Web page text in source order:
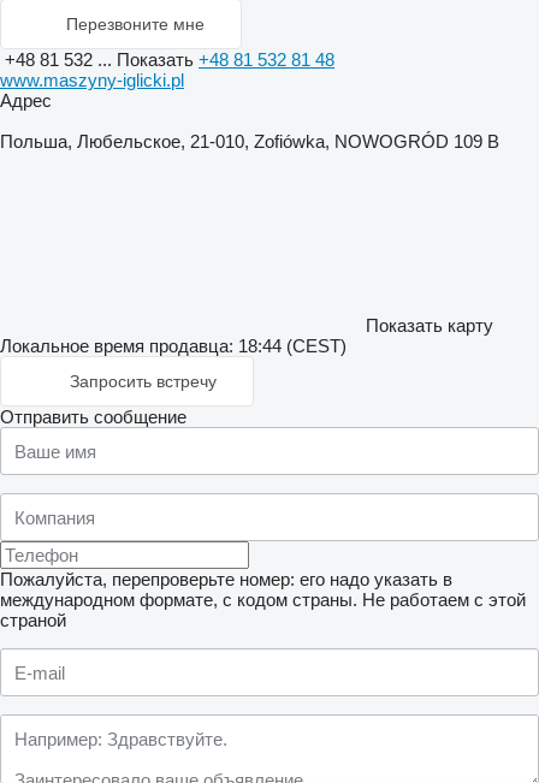
Перезвоните мне
+48 81 532 ... Показать +48 81 532 81 48
www.maszyny-iglicki.pl
Адрес
Польша, Любельское, 21-010, Zofiówka, NOWOGRÓD 109 B
Показать карту
Локальное время продавца: 18:44 (CEST)
Запросить встречу
Отправить сообщение
Пожалуйста, перепроверьте номер: его надо указать в
международном формате, с кодом страны. Не работаем с этой
страной